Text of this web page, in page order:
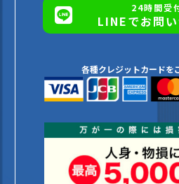
24時間受
LINEでお問
各種クレジットカードを